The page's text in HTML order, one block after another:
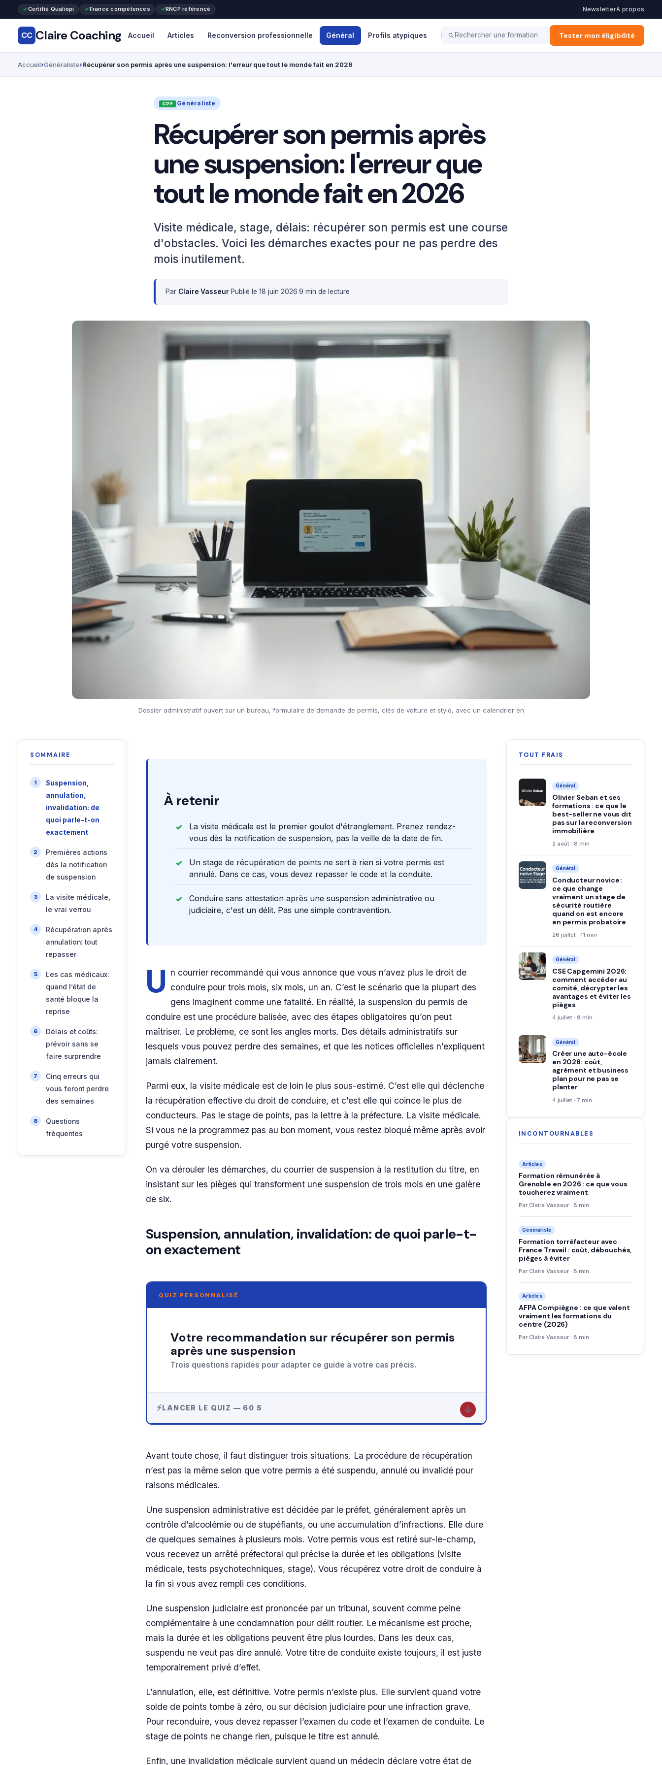
Certifié Qualiopi France compétences RNCP référencé NewsletterÀ propos
CC Claire Coaching Accueil Articles Reconversion professionnelle Général Profils atypiques Haut potentiel Coaching
Rechercher une formation Tester mon éligibilité
Accueil Généraliste Récupérer son permis après une suspension: l'erreur que tout le monde fait en 2026
Généraliste
Récupérer son permis après
une suspension: l'erreur que
tout le monde fait en 2026
Visite médicale, stage, délais: récupérer son permis est une course
d'obstacles. Voici les démarches exactes pour ne pas perdre des
mois inutilement.
Par Claire Vasseur·Publié le 18 juin 2026·9 min de lecture
Dossier administratif ouvert sur un bureau, formulaire de demande de permis, clés de voiture et stylo, avec un calendrier en
SOMMAIRE
Suspension,
annulation,
invalidation: de
quoi parle-t-on
exactement
Premières actions
dès la notification
de suspension
La visite médicale,
le vrai verrou
Récupération après
annulation: tout
repasser
Les cas médicaux:
quand l’état de
santé bloque la
reprise
Délais et coûts:
prévoir sans se
faire surprendre
Cinq erreurs qui
vous feront perdre
des semaines
Questions
fréquentes
À retenir
La visite médicale est le premier goulot d'étranglement. Prenez rendez-
vous dès la notification de suspension, pas la veille de la date de fin.
Un stage de récupération de points ne sert à rien si votre permis est
annulé. Dans ce cas, vous devez repasser le code et la conduite.
Conduire sans attestation après une suspension administrative ou
judiciaire, c'est un délit. Pas une simple contravention.
U n courrier recommandé qui vous annonce que vous n’avez plus le droit de
conduire pour trois mois, six mois, un an. C’est le scénario que la plupart des
gens imaginent comme une fatalité. En réalité, la suspension du permis de
conduire est une procédure balisée, avec des étapes obligatoires qu’on peut
maîtriser. Le problème, ce sont les angles morts. Des détails administratifs sur
lesquels vous pouvez perdre des semaines, et que les notices officielles n’expliquent
jamais clairement.
Parmi eux, la visite médicale est de loin le plus sous-estimé. C’est elle qui déclenche
la récupération effective du droit de conduire, et c’est elle qui coince le plus de
conducteurs. Pas le stage de points, pas la lettre à la préfecture. La visite médicale.
Si vous ne la programmez pas au bon moment, vous restez bloqué même après avoir
purgé votre suspension.
On va dérouler les démarches, du courrier de suspension à la restitution du titre, en
insistant sur les pièges qui transforment une suspension de trois mois en une galère
de six.
Suspension, annulation, invalidation: de quoi parle-t-
on exactement
QUIZ PERSONNALISÉ
Votre recommandation sur récupérer son permis
après une suspension
Trois questions rapides pour adapter ce guide à votre cas précis.
LANCER LE QUIZ — 60 S ↓
Avant toute chose, il faut distinguer trois situations. La procédure de récupération
n’est pas la même selon que votre permis a été suspendu, annulé ou invalidé pour
raisons médicales.
Une suspension administrative est décidée par le préfet, généralement après un
contrôle d’alcoolémie ou de stupéfiants, ou une accumulation d’infractions. Elle dure
de quelques semaines à plusieurs mois. Votre permis vous est retiré sur-le-champ,
vous recevez un arrêté préfectoral qui précise la durée et les obligations (visite
médicale, tests psychotechniques, stage). Vous récupérez votre droit de conduire à
la fin si vous avez rempli ces conditions.
Une suspension judiciaire est prononcée par un tribunal, souvent comme peine
complémentaire à une condamnation pour délit routier. Le mécanisme est proche,
mais la durée et les obligations peuvent être plus lourdes. Dans les deux cas,
suspendu ne veut pas dire annulé. Votre titre de conduite existe toujours, il est juste
temporairement privé d’effet.
L’annulation, elle, est définitive. Votre permis n’existe plus. Elle survient quand votre
solde de points tombe à zéro, ou sur décision judiciaire pour une infraction grave.
Pour reconduire, vous devez repasser l’examen du code et l’examen de conduite. Le
stage de points ne change rien, puisque le titre est annulé.
Enfin, une invalidation médicale survient quand un médecin déclare votre état de
TOUT FRAIS
Général
Olivier Seban et ses
formations : ce que le
best-seller ne vous dit
pas sur la reconversion
immobilière
2 août · 8 min
Général
Conducteur novice :
ce que change
vraiment un stage de
sécurité routière
quand on est encore
en permis probatoire
26 juillet · 11 min
Général
CSE Capgemini 2026:
comment accéder au
comité, décrypter les
avantages et éviter les
pièges
4 juillet · 9 min
Général
Créer une auto-école
en 2026: coût,
agrément et business
plan pour ne pas se
planter
4 juillet · 7 min
INCONTOURNABLES
Articles
Formation rémunérée à
Grenoble en 2026 : ce que vous
toucherez vraiment
Par Claire Vasseur · 8 min
Généraliste
Formation torréfacteur avec
France Travail : coût, débouchés,
pièges à éviter
Par Claire Vasseur · 8 min
Articles
AFPA Compiègne : ce que valent
vraiment les formations du
centre (2026)
Par Claire Vasseur · 8 min